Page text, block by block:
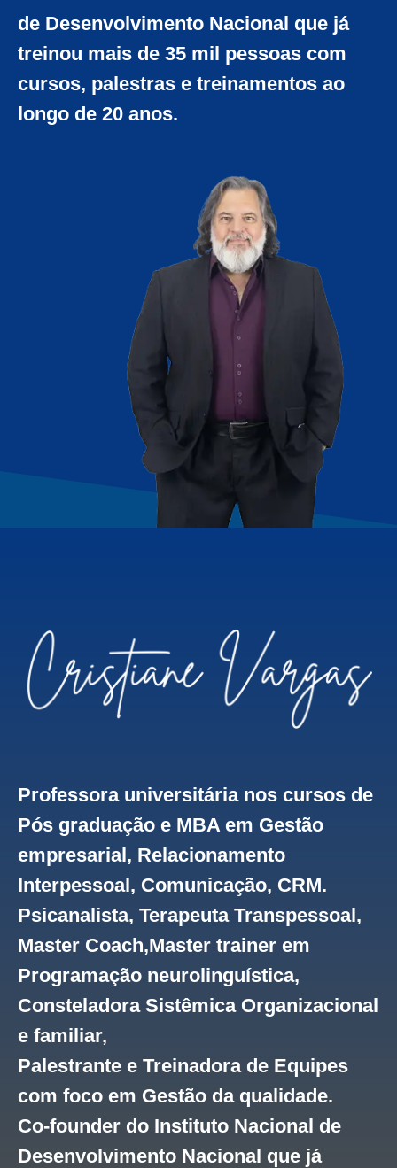
de Desenvolvimento Nacional que já
treinou mais de 35 mil pessoas com
cursos, palestras e treinamentos ao
longo de 20 anos.
Professora universitária nos cursos de
Pós graduação e MBA em Gestão
empresarial, Relacionamento
Interpessoal, Comunicação, CRM.
Psicanalista, Terapeuta Transpessoal,
Master Coach,Master trainer em
Programação neurolinguística,
Consteladora Sistêmica Organizacional
e familiar,
Palestrante e Treinadora de Equipes
com foco em Gestão da qualidade.
Co-founder do Instituto Nacional de
Desenvolvimento Nacional que já